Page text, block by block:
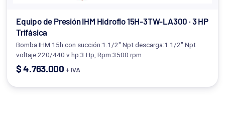
Equipo de Presión IHM Hidroflo 15H-3TW-LA300 · 3 HP
Trifásica
Bomba IHM 15h con succión:1.1/2" Npt descarga:1.1/2" Npt
voltaje:220/440 v hp:3 Hp, Rpm:3500 rpm
$4.763.000 + IVA